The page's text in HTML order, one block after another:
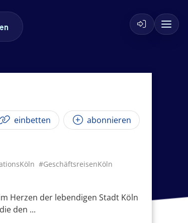
einbetten abonnieren
#GeschäftsreisenKöln
Herzen der lebendigen Stadt Köln
den ...